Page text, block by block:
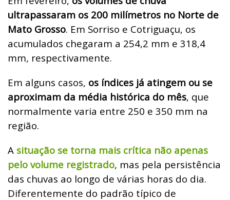
ultrapassaram os 200 milímetros no Norte de
Mato Grosso. Em Sorriso e Cotriguaçu, os
acumulados chegaram a 254,2 mm e 318,4
mm, respectivamente.
Em alguns casos, os índices já atingem ou se
aproximam da média histórica do mês, que
normalmente varia entre 250 e 350 mm na
região.
A situação se torna mais crítica não apenas
pelo volume registrado, mas pela persistência
das chuvas ao longo de várias horas do dia.
Diferentemente do padrão típico de